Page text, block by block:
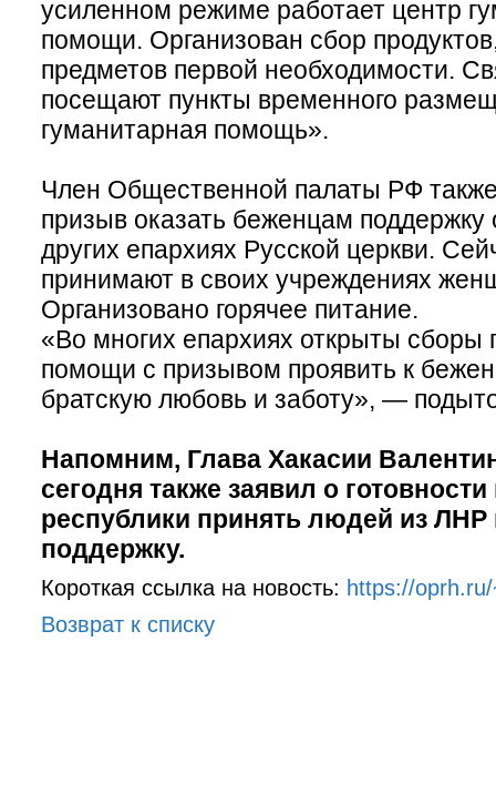
усиленном режиме работает центр
помощи. Организован сбор
предметов первой необходимости.
посещают пункты временного
гуманитарная помощь».
Член Общественной палаты РФ
призыв оказать беженцам поддержку
других епархиях Русской церкви.
принимают в своих учреждениях
Организовано горячее питание.
«Во многих епархиях открыты сборы
помощи с призывом проявить к
братскую любовь и заботу», —
Напомним, Глава Хакасии
сегодня также заявил о
республики принять людей из ЛНР
поддержку.
Короткая ссылка на новость: https://
Возврат к списку